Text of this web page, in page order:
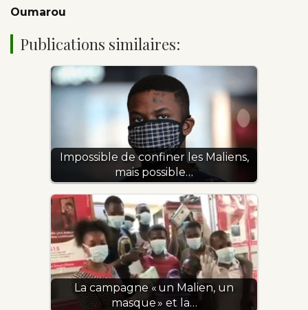
Oumarou
Publications similaires:
Impossible de confiner les Maliens,
mais possible…
La campagne « un Malien, un
masque » et la…